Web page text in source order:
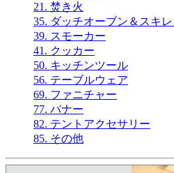
21. 焚き火
35. ダッチオーブン＆スキレ
39. スモーカー
41. クッカー
50. キッチンツール
56. テーブルウェア
69. ファニチャー
77. バナー
82. テントアクセサリー
85. その他